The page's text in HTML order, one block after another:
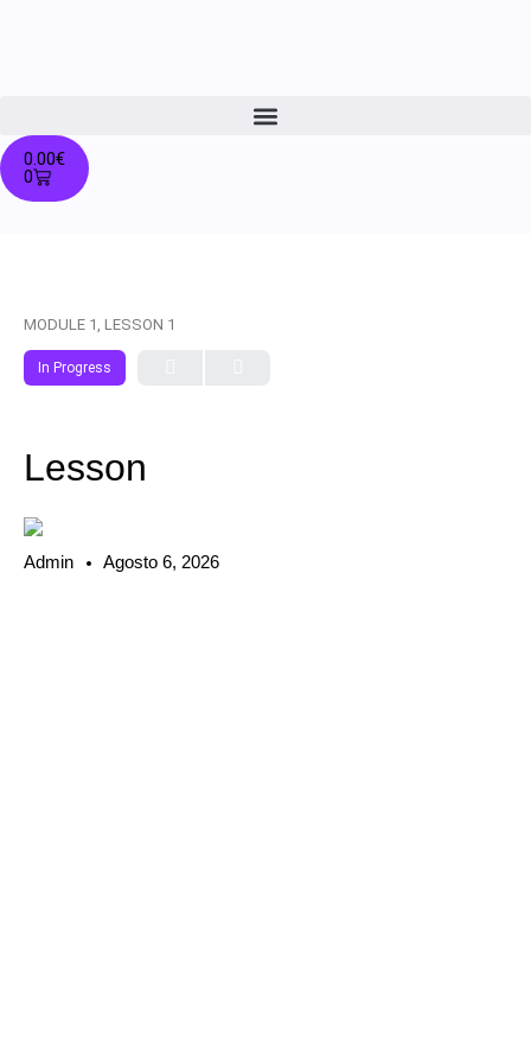
0.00€
0
MODULE 1, LESSON 1
In Progress
Lesson
Admin Agosto 6, 2026